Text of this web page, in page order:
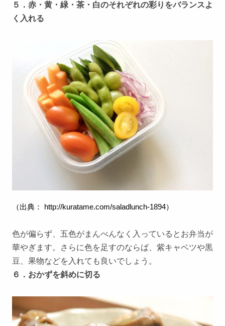
５．赤・黄・緑・茶・白のそれぞれの彩りをバランスよ
く入れる
（出典： http://kuratame.com/saladlunch-1894）
色が偏らず、五色がまんべんなく入っているとお弁当が
華やぎます。さらに色を足すのならば、紫キャベツや黒
豆、果物などを入れても良いでしょう。
６．おかずを斜めに切る